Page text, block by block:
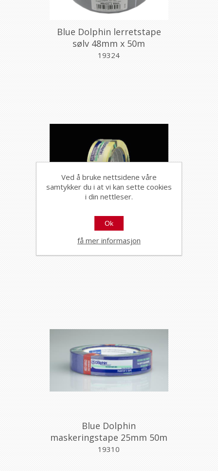
Blue Dolphin lerretstape
sølv 48mm x 50m
19324
Blue Dolphin
maskeringstape 19mm 50m
gul
Blue Dolphin
maskeringstape 25mm 50m
blå
19310
Ved å bruke nettsidene våre
samtykker du i at vi kan sette cookies
i din nettleser.
Ok
få mer informasjon